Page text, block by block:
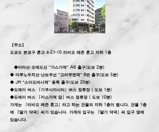
【주소】
도쿄도 분쿄구 혼고 4-27-10 리비오 레존 혼고 지하 1층
◆미타선·오에도선 “가스가역” A6 출구(도보 2분)
◆ 마루노우치선·난보쿠선 “고라쿠엔역” 8번 출구(도보 5분)
◆ JR “스이도바시역” 동쪽 출구(도보 20분)
◆도에이 버스 「기쿠사카시타」버스 정류장 ( 도보 1분)
◆도에이 버스 「카스가역 앞」버스 정류장 ( 도보 10분)
가게는 「리비오 레존 혼고」라고 하는 건물의 지하 1층이 됩니다. 건물 1층
에 『딸기 약국』씨가 있습니다. 가게의 입구는 「딸기 약국」씨 입구 옆에
있습니다.